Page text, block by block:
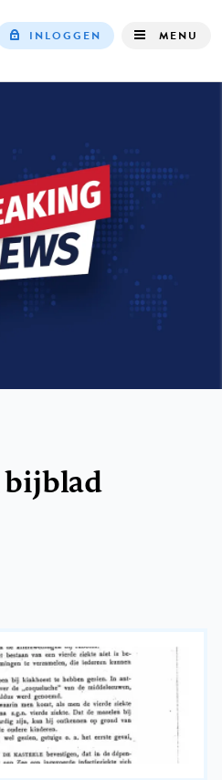
INLOGGEN MENU
bijblad